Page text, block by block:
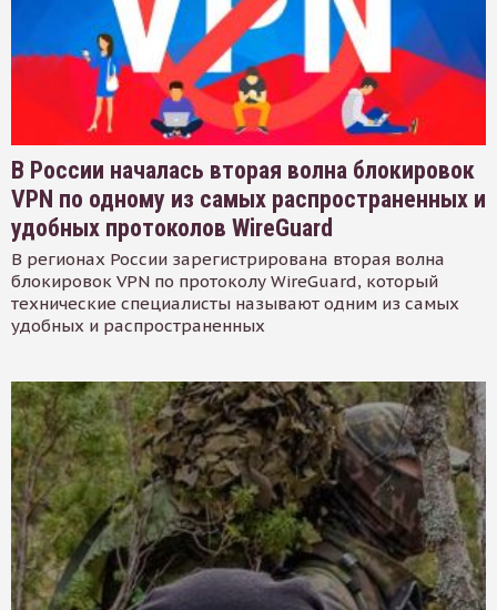
В России началась вторая волна блокировок
VPN по одному из самых распространенных и
удобных протоколов WireGuard
В регионах России зарегистрирована вторая волна
блокировок VPN по протоколу WireGuard, который
технические специалисты называют одним из самых
удобных и распространенных